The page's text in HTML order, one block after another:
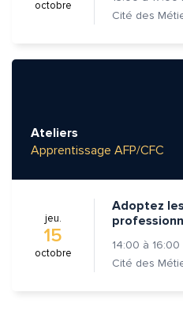
octobre
Ateliers
Apprentissage AFP/CFC
jeu.
15
octobre
Adoptez
14:00 à 16:00